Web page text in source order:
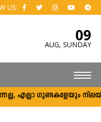
US:
09
AUG, SUNDAY
ഗുണ്ടകളേയും നിലയ്ക്ക്